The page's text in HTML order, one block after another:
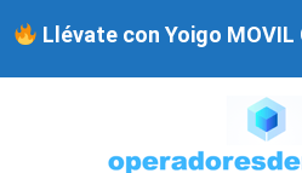
Llévate con Yoigo